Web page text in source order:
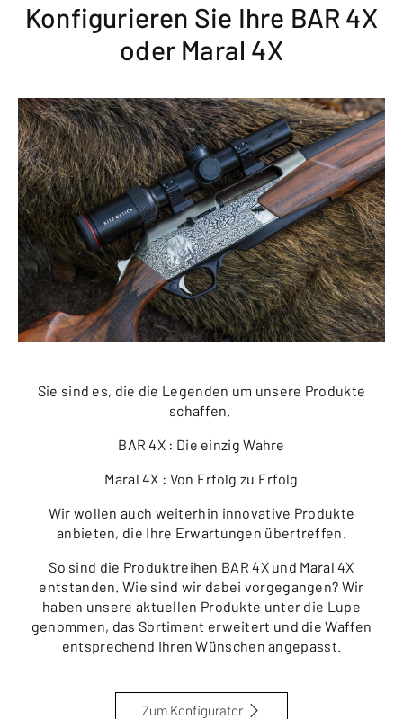
Konfigurieren Sie Ihre BAR 4X
oder Maral 4X
Sie sind es, die die Legenden um unsere Produkte
schaffen.
BAR 4X : Die einzig Wahre
Maral 4X : Von Erfolg zu Erfolg
Wir wollen auch weiterhin innovative Produkte
anbieten, die Ihre Erwartungen übertreffen.
So sind die Produktreihen BAR 4X und Maral 4X
entstanden. Wie sind wir dabei vorgegangen? Wir
haben unsere aktuellen Produkte unter die Lupe
genommen, das Sortiment erweitert und die Waffen
entsprechend Ihren Wünschen angepasst.
Zum Konfigurator